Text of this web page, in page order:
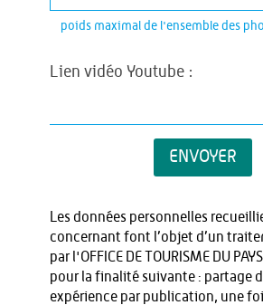
poids maximal de l'ensemble des
Lien vidéo Youtube :
ENVOYER
Les données personnelles
concernant font l’objet d’un
par l'OFFICE DE TOURISME DU
pour la finalité suivante : partage
expérience par publication, une